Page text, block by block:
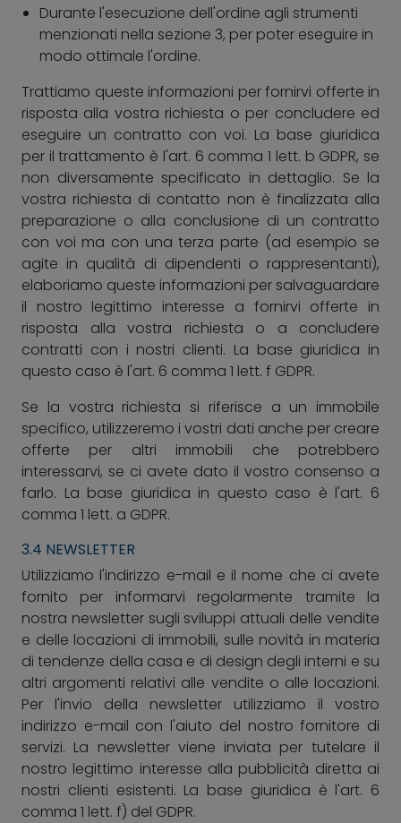
Durante l'esecuzione dell'ordine agli strumenti
menzionati nella sezione 3, per poter eseguire in
modo ottimale l'ordine.
Trattiamo queste informazioni per fornirvi offerte in
risposta alla vostra richiesta o per concludere ed
eseguire un contratto con voi. La base giuridica
per il trattamento è l'art. 6 comma 1 lett. b GDPR, se
non diversamente specificato in dettaglio. Se la
vostra richiesta di contatto non è finalizzata alla
preparazione o alla conclusione di un contratto
con voi ma con una terza parte (ad esempio se
agite in qualità di dipendenti o rappresentanti),
elaboriamo queste informazioni per salvaguardare
il nostro legittimo interesse a fornirvi offerte in
risposta alla vostra richiesta o a concludere
contratti con i nostri clienti. La base giuridica in
questo caso è l'art. 6 comma 1 lett. f GDPR.
Se la vostra richiesta si riferisce a un immobile
specifico, utilizzeremo i vostri dati anche per creare
offerte per altri immobili che potrebbero
interessarvi, se ci avete dato il vostro consenso a
farlo. La base giuridica in questo caso è l'art. 6
comma 1 lett. a GDPR.
3.4 NEWSLETTER
Utilizziamo l'indirizzo e-mail e il nome che ci avete
fornito per informarvi regolarmente tramite la
nostra newsletter sugli sviluppi attuali delle vendite
e delle locazioni di immobili, sulle novità in materia
di tendenze della casa e di design degli interni e su
altri argomenti relativi alle vendite o alle locazioni.
Per l'invio della newsletter utilizziamo il vostro
indirizzo e-mail con l'aiuto del nostro fornitore di
servizi. La newsletter viene inviata per tutelare il
nostro legittimo interesse alla pubblicità diretta ai
nostri clienti esistenti. La base giuridica è l'art. 6
comma 1 lett. f) del GDPR.